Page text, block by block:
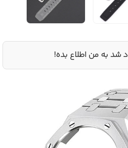
شد به من اطلاع بده!